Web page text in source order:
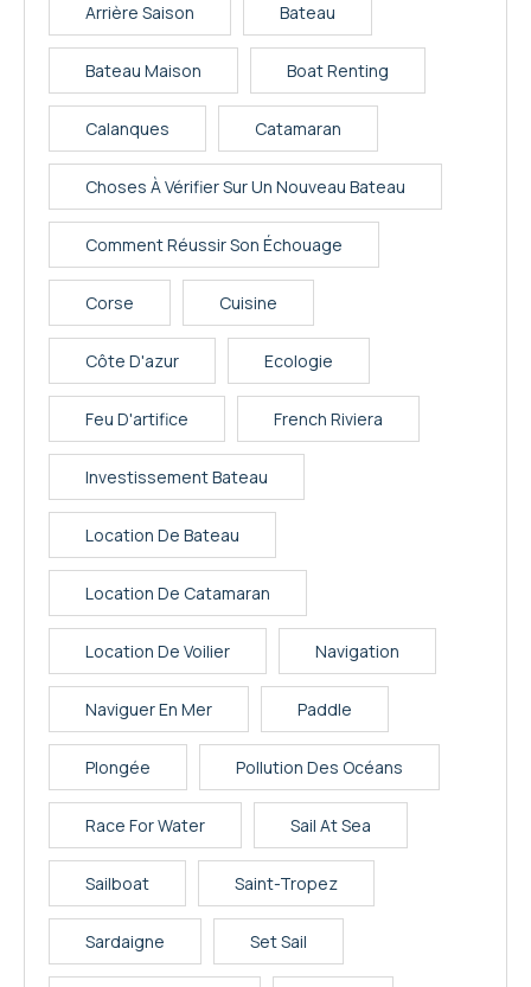
Arrière Saison Bateau
Bateau Maison Boat Renting
Calanques Catamaran
Choses À Vérifier Sur Un Nouveau Bateau
Comment Réussir Son Échouage
Corse Cuisine
Côte D'azur Ecologie
Feu D'artifice French Riviera
Investissement Bateau
Location De Bateau
Location De Catamaran
Location De Voilier Navigation
Naviguer En Mer Paddle
Plongée Pollution Des Océans
Race For Water Sail At Sea
Sailboat Saint-Tropez
Sardaigne Set Sail